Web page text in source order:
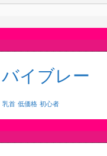
バイブレー
乳首 低価格 初心者